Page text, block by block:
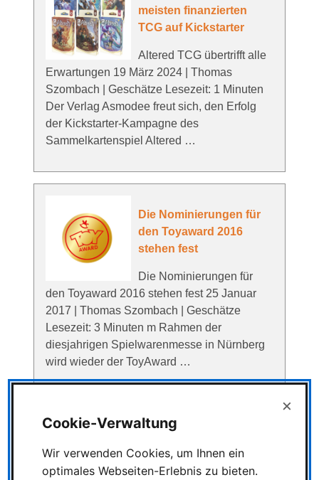
meisten finanzierten
TCG auf Kickstarter
Altered TCG übertrifft alle
Erwartungen 19 März 2024 | Thomas
Szombach | Geschätze Lesezeit: 1 Minuten
Der Verlag Asmodee freut sich, den Erfolg
der Kickstarter-Kampagne des
Sammelkartenspiel Altered …
Die Nominierungen für
den Toyaward 2016
stehen fest
Die Nominierungen für
den Toyaward 2016 stehen fest 25 Januar
2017 | Thomas Szombach | Geschätze
Lesezeit: 3 Minuten m Rahmen der
diesjahrigen Spielwarenmesse in Nürnberg
wird wieder der ToyAward …
Role Play Convention
2015 RPC in Koln
Cookie-Verwaltung
×
Wir verwenden Cookies, um Ihnen ein
optimales Webseiten-Erlebnis zu bieten.